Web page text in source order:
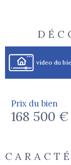
video du
Prix du bien
168 500 €